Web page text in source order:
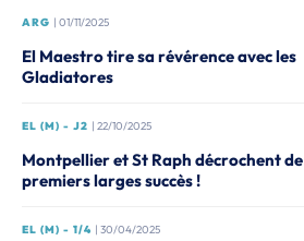
ARG | 01/11/2025
El Maestro tire sa révérence avec les
Gladiatores
EL (M) - J2 | 22/10/2025
Montpellier et St Raph décrochent de
premiers larges succès !
EL (M) - 1/4 | 30/04/2025